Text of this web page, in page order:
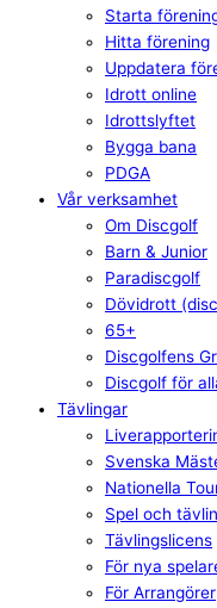
Starta
Hitta förening
Uppdatera
Idrott online
Idrottslyftet
Bygga bana
PDGA
Vår verksamhet
Om Discgolf
Barn & Junior
Paradiscgolf
Dövidrott
65+
Discgolfens
Discgolf för
Tävlingar
Svenska
Nationella
Spel och
Tävlingslicens
För nya
För Arrangörer